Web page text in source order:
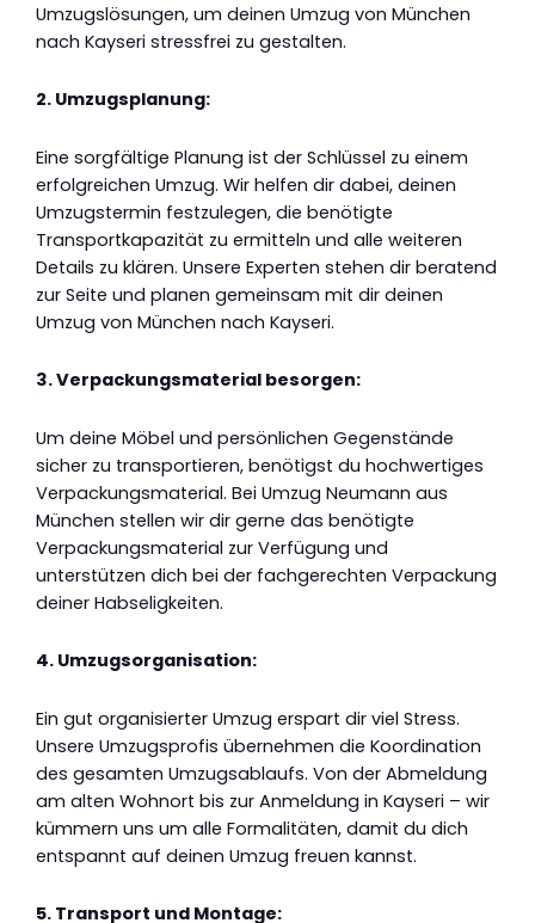
Umzugslösungen, um deinen Umzug von München
nach Kayseri stressfrei zu gestalten.
2. Umzugsplanung:
Eine sorgfältige Planung ist der Schlüssel zu einem
erfolgreichen Umzug. Wir helfen dir dabei, deinen
Umzugstermin festzulegen, die benötigte
Transportkapazität zu ermitteln und alle weiteren
Details zu klären. Unsere Experten stehen dir beratend
zur Seite und planen gemeinsam mit dir deinen
Umzug von München nach Kayseri.
3. Verpackungsmaterial besorgen:
Um deine Möbel und persönlichen Gegenstände
sicher zu transportieren, benötigst du hochwertiges
Verpackungsmaterial. Bei Umzug Neumann aus
München stellen wir dir gerne das benötigte
Verpackungsmaterial zur Verfügung und
unterstützen dich bei der fachgerechten Verpackung
deiner Habseligkeiten.
4. Umzugsorganisation:
Ein gut organisierter Umzug erspart dir viel Stress.
Unsere Umzugsprofis übernehmen die Koordination
des gesamten Umzugsablaufs. Von der Abmeldung
am alten Wohnort bis zur Anmeldung in Kayseri – wir
kümmern uns um alle Formalitäten, damit du dich
entspannt auf deinen Umzug freuen kannst.
5. Transport und Montage: